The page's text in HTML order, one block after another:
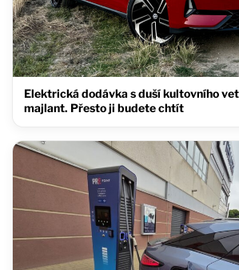
Elektrická dodávka s duší kultovního
majlant. Přesto ji budete chtít